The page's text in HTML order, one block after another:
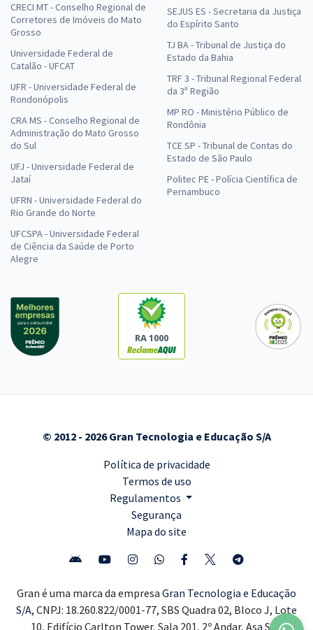
CRECI MT - Conselho Regional de
Corretores de Imóveis do Mato
Grosso
Universidade Federal de
Catalão - UFCAT
UFR - Universidade Federal de
Rondonópolis
CRA MS - Conselho Regional de
Administração do Mato Grosso
do Sul
UFJ - Universidade Federal de
Jataí
UFRN - Universidade Federal do
Rio Grande do Norte
UFCSPA - Universidade Federal
de Ciência da Saúde de Porto
Alegre
SEJUS ES - Secretaria da Justiça
do Espírito Santo
TJ BA - Tribunal de Justiça do
Estado da Bahia
TRF 3 - Tribunal Regional Federal
da 3ª Região
MP RO - Ministério Público de
Rondônia
TCE SP - Tribunal de Contas do
Estado de São Paulo
Politec PE - Polícia Científica de
Pernambuco
RA 1000
© 2012 - 2026 Gran Tecnologia e Educação S/A
Política de privacidade
Termos de uso
Regulamentos
Segurança
Mapa do site
Gran é uma marca da empresa Gran Tecnologia e Educação
S/A, CNPJ: 18.260.822/0001-77, SBS Quadra 02, Bloco J, Lote
10, Edifício Carlton Tower, Sala 201, 2º Andar, Asa Sul,